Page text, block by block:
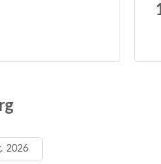
2026